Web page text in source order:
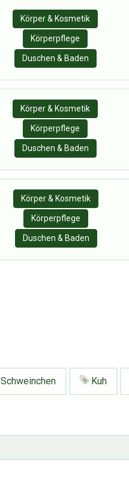
Körper & Kosmetik
Körperpflege
Duschen & Baden
Körper & Kosmetik
Körperpflege
Duschen & Baden
Körper & Kosmetik
Körperpflege
Duschen & Baden
Schweinchen Kuh